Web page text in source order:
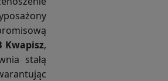
Kwapisz,
stałą